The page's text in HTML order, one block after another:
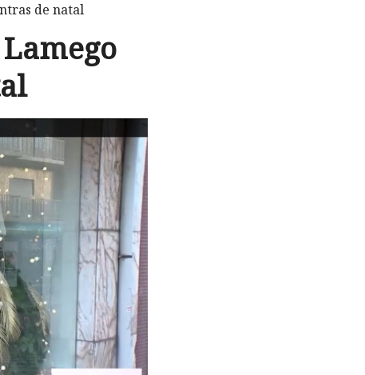
de natal